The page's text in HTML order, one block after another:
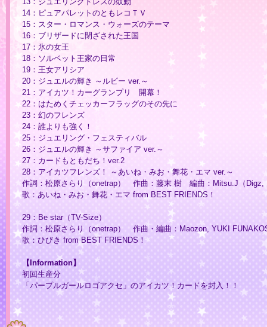
14：ピュアパレットのともレコＴＶ
15：スター・ロマンス・ウォーズのテーマ
16：ブリザードに閉ざされた王国
17：氷の女王
18：ソルベット王家の日常
19：王女アリシア
20：ジュエルの輝き ～ルビー ver.～
21：アイカツ！カーグランプリ 開幕！
22：はためくチェッカーフラッグのその先に
23：幻のフレンズ
24：誰よりも強く！
25：ジュエリング・フェスティバル
26：ジュエルの輝き ～サファイア ver.～
27：カードもともだち！ver.2
28：アイカツフレンズ！ ～あいね・みお・舞花・エマ ver.～
作詞：松原さらり（onetrap） 作曲：藤末 樹 編曲：Mitsu.J（Digz,
歌：あいね・みお・舞花・エマ from BEST FRIENDS！
29：Be star（TV-Size）
作詞：松原さらり（onetrap） 作曲・編曲：Maozon, YUKI
歌：ひびき from BEST FRIENDS！
【Information】
初回生産分
「パープルガールロゴアクセ」のアイカツ！カードを封入！！